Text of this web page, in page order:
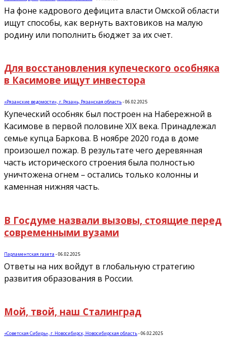
На фоне кадрового дефицита власти Омской области
ищут способы, как вернуть вахтовиков на малую
родину или пополнить бюджет за их счет.
Для восстановления купеческого особняка
в Касимове ищут инвестора
«Рязанские ведомости», г. Рязань, Рязанская область-06.02.2025
Купеческий особняк был построен на Набережной в
Касимове в первой половине XIX века. Принадлежал
семье купца Баркова. В ноябре 2020 года в доме
произошел пожар. В результате чего деревянная
часть исторического строения была полностью
уничтожена огнем – остались только колонны и
каменная нижняя часть.
В Госдуме назвали вызовы, стоящие перед
современными вузами
Парламентская газета -06.02.2025
Ответы на них войдут в глобальную стратегию
развития образования в России.
Мой, твой, наш Сталинград
«Советская Сибирь», г. Новосибирск, Новосибирская область-06.02.2025